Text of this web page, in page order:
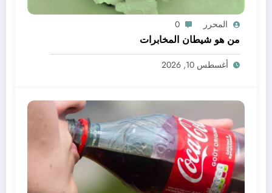
المحرر 0
من هو شيطان المخابرات
أغسطس 10, 2026